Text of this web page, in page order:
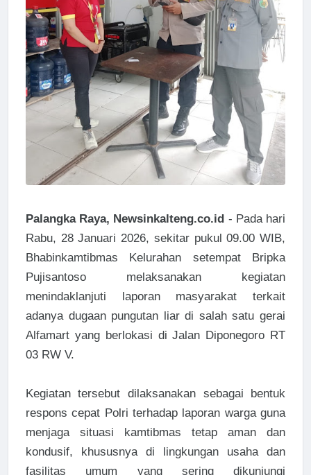
Palangka Raya, Newsinkalteng.co.id - Pada hari
Rabu, 28 Januari 2026, sekitar pukul 09.00 WIB,
Bhabinkamtibmas Kelurahan setempat Bripka
Pujisantoso melaksanakan kegiatan
menindaklanjuti laporan masyarakat terkait
adanya dugaan pungutan liar di salah satu gerai
Alfamart yang berlokasi di Jalan Diponegoro RT
03 RW V.
Kegiatan tersebut dilaksanakan sebagai bentuk
respons cepat Polri terhadap laporan warga guna
menjaga situasi kamtibmas tetap aman dan
kondusif, khususnya di lingkungan usaha dan
fasilitas umum yang sering dikunjungi